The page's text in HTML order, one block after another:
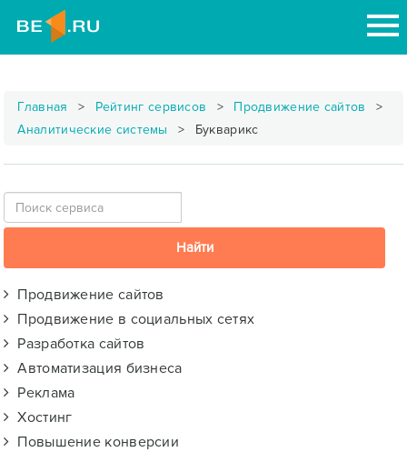
Главная Рейтинг сервисов
Продвижение сайтов
Аналитические системы
Букварикс
Продвижение сайтов
Продвижение в социальных сетях
Разработка сайтов
Автоматизация бизнеса
Реклама
Хостинг
Повышение конверсии